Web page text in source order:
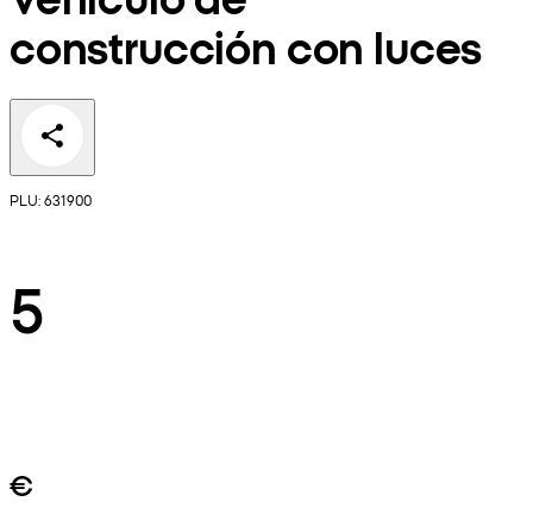
construcción con luces
PLU: 631900
5
€